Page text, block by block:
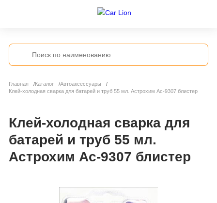
Главная Каталог
Автоаксессуары
Клей-холодная сварка для батарей и труб 55 мл. Астрохим Ас-9307 блистер
Клей-холодная сварка для
батарей и труб 55 мл.
Астрохим Ас-9307 блистер